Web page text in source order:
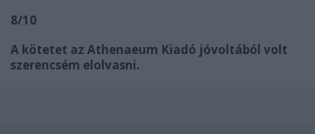
8/10
A kötetet az Athenaeum Kiadó jóvoltából volt
szerencsém elolvasni.